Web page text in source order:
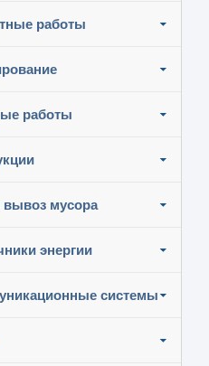
работы
работы
вывоз мусора
энергии
системы